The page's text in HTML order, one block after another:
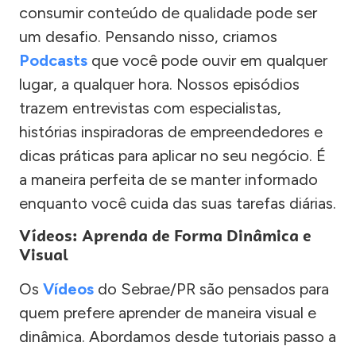
consumir conteúdo de qualidade pode ser
um desafio. Pensando nisso, criamos
Podcasts que você pode ouvir em qualquer
lugar, a qualquer hora. Nossos episódios
trazem entrevistas com especialistas,
histórias inspiradoras de empreendedores e
dicas práticas para aplicar no seu negócio. É
a maneira perfeita de se manter informado
enquanto você cuida das suas tarefas diárias.
Vídeos: Aprenda de Forma Dinâmica e
Visual
Os Vídeos do Sebrae/PR são pensados para
quem prefere aprender de maneira visual e
dinâmica. Abordamos desde tutoriais passo a